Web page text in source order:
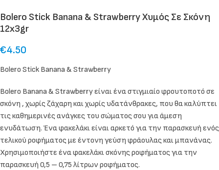
Bolero Stick Banana & Strawberry Χυμός Σε Σκόνη
12x3gr
€4.50
Bolero Stick Banana & Strawberry
Bolero Banana & Strawberry είναι ένα στιγμιαίο φρουτοποτό σε
σκόνη , χωρίς ζάχαρη και χωρίς υδατάνθρακες, που θα καλύπτει
τις καθημερινές ανάγκες του σώματος σου για άμεση
ενυδάτωση. Ένα φακελάκι είναι αρκετό για την παρασκευή ενός
τελικού ροφήματος με έντονη γεύση φράουλας και μπανάνας.
Xρησιμοποιήστε ένα φακελάκι σκόνης ροφήματος για την
παρασκευή 0,5 – 0,75 λίτρων ροφήματος.